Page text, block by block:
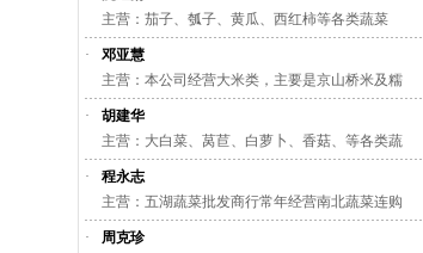
主营：茄子、瓠子、黄瓜、西红柿等各类蔬菜
·
邓亚慧
主营：本公司经营大米类，主要是京山桥米及糯
·
胡建华
主营：大白菜、莴苣、白萝卜、香菇、等各类蔬
·
程永志
主营：五湖蔬菜批发商行常年经营南北蔬菜连购
·
周克珍